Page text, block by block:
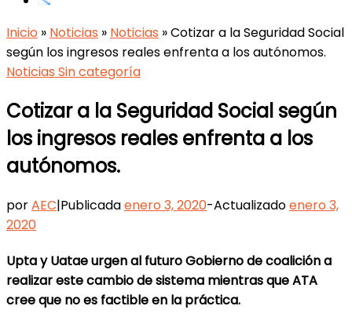
Inicio » Noticias » Noticias »Cotizar a la Seguridad Social
según los ingresos reales enfrenta a los autónomos.
Noticias Sin categoría
Cotizar a la Seguridad Social según
los ingresos reales enfrenta a los
autónomos.
porAEC|Publicadaenero 3, 2020-Actualizadoenero 3,
2020
Upta y Uatae urgen al futuro Gobierno de coalición a
realizar este cambio de sistema mientras que ATA
cree que no es factible en la práctica.